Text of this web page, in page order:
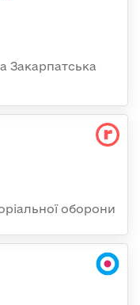
Закарпатська
оборони